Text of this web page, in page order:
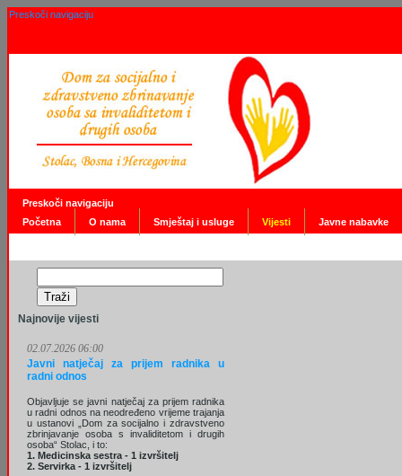
Preskoči navigaciju
Preskoči navigaciju
Početna
O nama Smještaj i usluge Vijesti Javne nabavke
Najnovije vijesti
02.07.2026 06:00
Javni natječaj za prijem radnika u
radni odnos
Objavljuje se javni natječaj za prijem radnika
u radni odnos na neodređeno vrijeme trajanja
u ustanovi „Dom za socijalno i zdravstveno
zbrinjavanje osoba s invaliditetom i drugih
osoba“ Stolac, i to:
1. Medicinska sestra - 1 izvršitelj
2. Servirka - 1 izvršitelj